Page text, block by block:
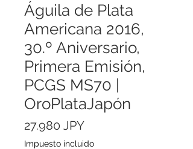
Águila de Plata
Americana 2016,
30.º Aniversario,
Primera Emisión,
PCGS MS70 |
OroPlataJapón
27.980 JPYPrecio
Impuesto incluido